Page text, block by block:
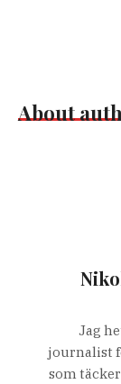
About
Jag
journalist
som